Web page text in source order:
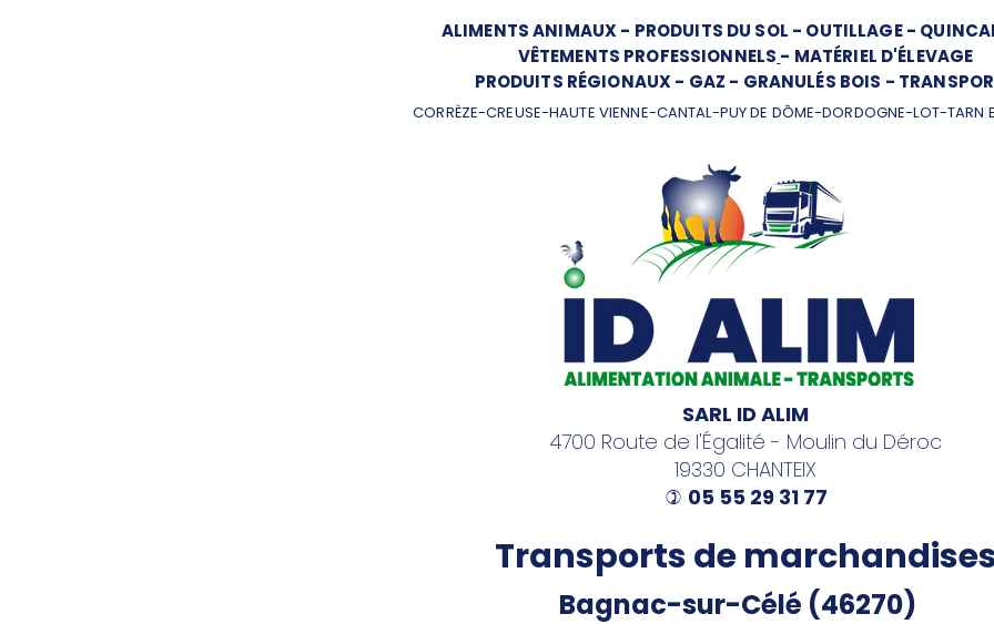
ALIMENTS ANIMAUX- PRODUITS DU SOL - OUTILLAGE-
VÊTEMENTS PROFESSIONNELS - MATÉRIEL D'ÉLEVAGE
PRODUITS RÉGIONAUX- GAZ - GRANULÉS BOIS -
CORRÈZE-CREUSE-HAUTE VIENNE-CANTAL-PUY DE DÔME-DORDOGNE-LOT-TARN
SARL ID ALIM
4700 Route de l'Égalité - Moulin du Déroc
19330 CHANTEIX
) 05 55 29 31 77
Transports de
Bagnac-sur-Célé (46270)